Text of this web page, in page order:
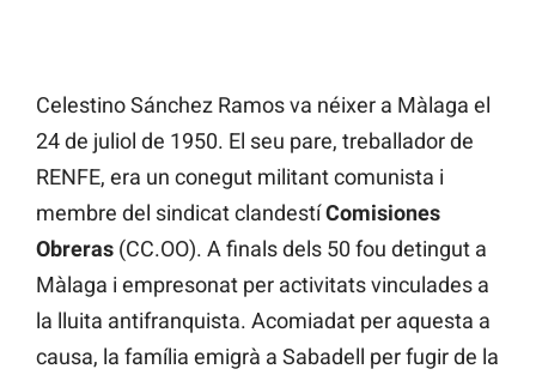
Celestino Sánchez Ramos va néixer a Màlaga el
24 de juliol de 1950. El seu pare, treballador de
RENFE, era un conegut militant comunista i
membre del sindicat clandestíComisiones
Obreras (CC.OO). A finals dels 50 fou detingut a
Màlaga i empresonat per activitats vinculades a
la lluita antifranquista. Acomiadat per aquesta a
causa, la família emigrà a Sabadell per fugir de la